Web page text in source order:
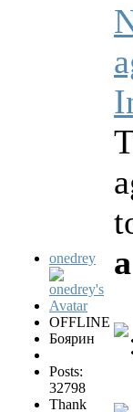
onedrey
OFFLINE
Боярин
Posts:
32798
Thank